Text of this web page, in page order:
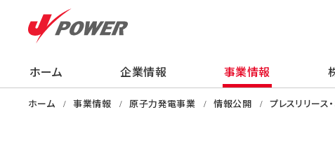
ホーム 企業情報
企業情報
事業情報
事業情報
株主・投資家の皆
サステナビリティ
採用情報
ニュース
知る・学ぶ・楽しむ
ホーム 事業情報 原子力発電事業 情報公開 プレスリリース